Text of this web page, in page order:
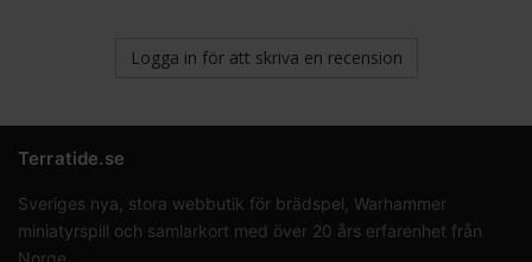
Logga in för att skriva en recension
Terratide.se
Sveriges nya, stora webbutik för brädspel, Warhammer
miniatyrspill och samlarkort med över 20 års erfarenhet från
Norge.